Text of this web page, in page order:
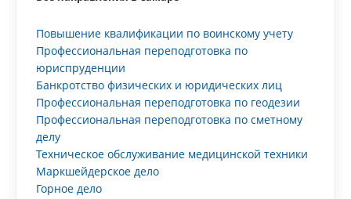
Повышение квалификации по воинскому учету
Профессиональная переподготовка по
юриспруденции
Банкротство физических и юридических лиц
Профессиональная переподготовка по геодезии
Профессиональная переподготовка по сметному
делу
Техническое обслуживание медицинской техники
Маркшейдерское дело
Горное дело